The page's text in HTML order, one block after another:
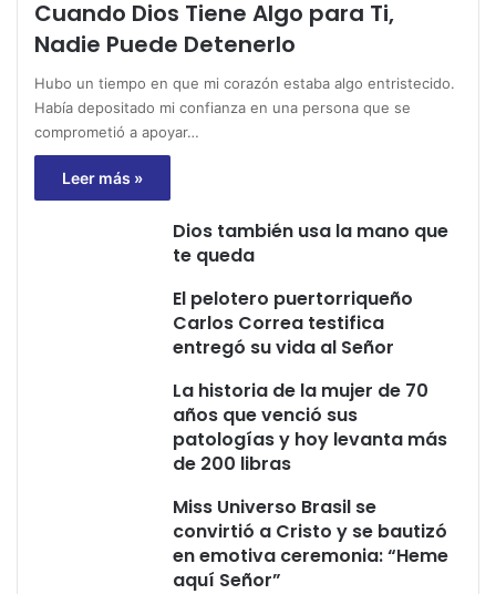
Cuando Dios Tiene Algo para Ti,
Nadie Puede Detenerlo
Hubo un tiempo en que mi corazón estaba algo entristecido.
Había depositado mi confianza en una persona que se
comprometió a apoyar…
Leer más »
Dios también usa la mano que
te queda
El pelotero puertorriqueño
Carlos Correa testifica
entregó su vida al Señor
La historia de la mujer de 70
años que venció sus
patologías y hoy levanta más
de 200 libras
Miss Universo Brasil se
convirtió a Cristo y se bautizó
en emotiva ceremonia: “Heme
aquí Señor”